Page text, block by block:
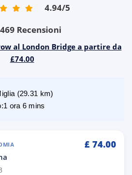
4.94/5
Recensioni
al London Bridge a partire da
£74.00
(29.31 km)
:1 ora 6 mins
£ 74.00